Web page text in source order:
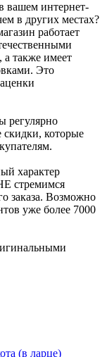
вашем интернет-
в других местах?
работает
также имеет
Это
регулярно
которые
характер
стремимся
заказа. Возможно
уже более 7000